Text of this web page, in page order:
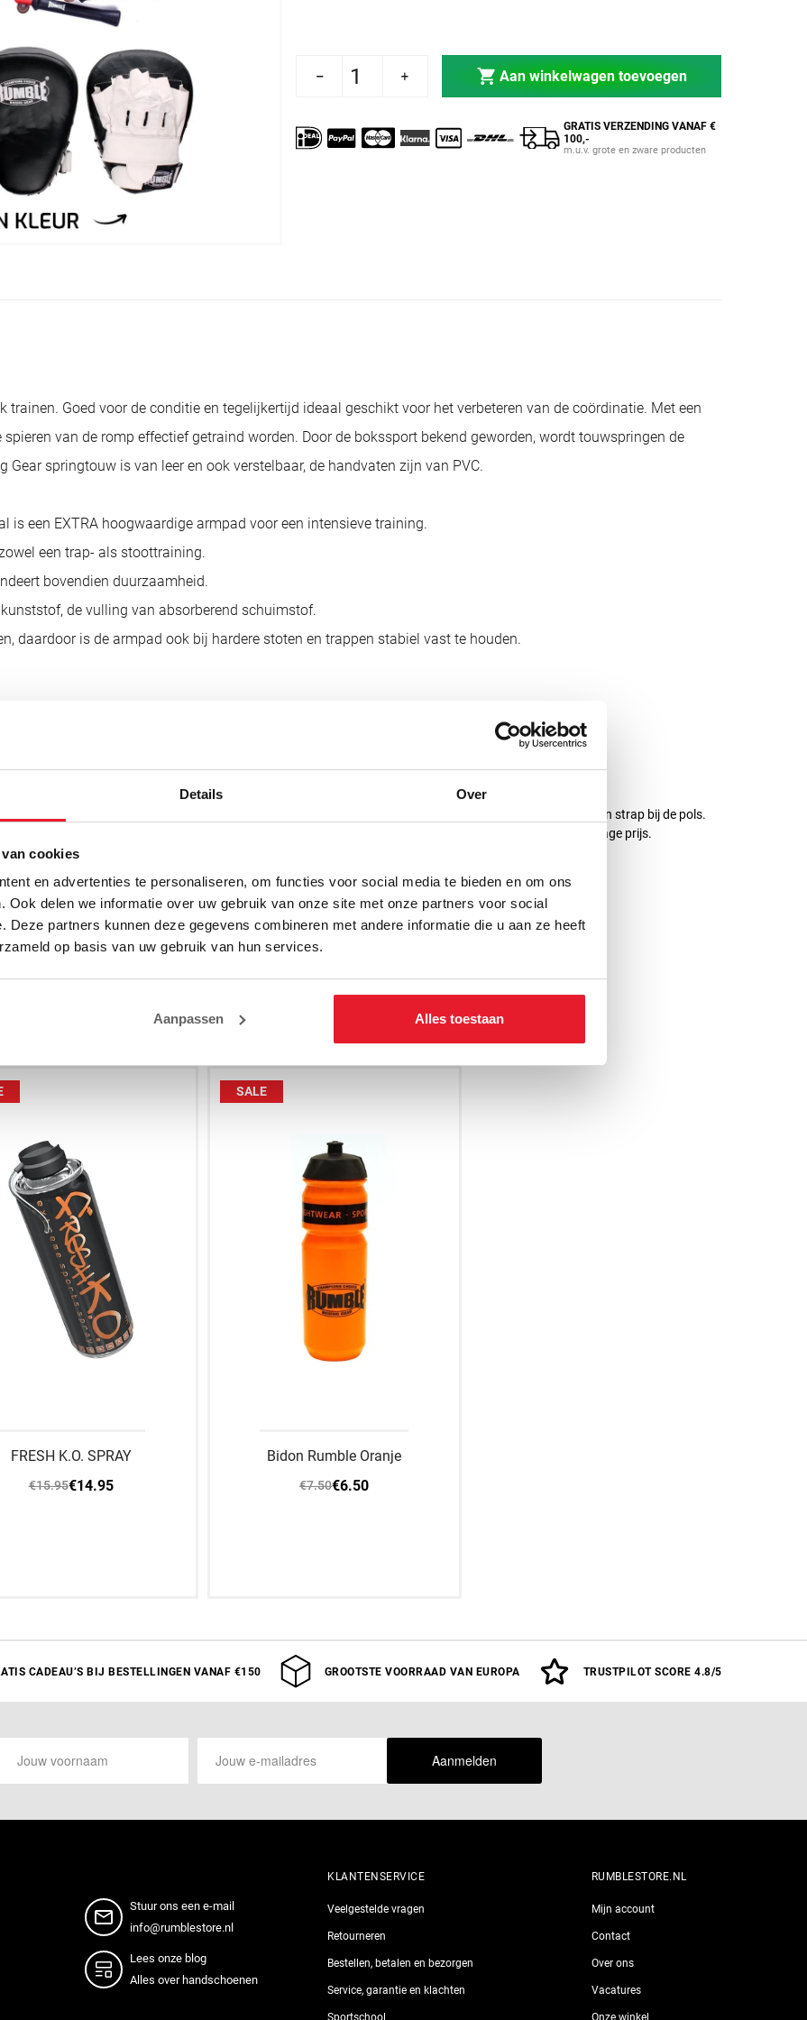
Details Over
cookies
en advertenties te personaliseren, om functies voor social media te bieden en om ons
Ook delen we informatie over uw gebruik van onze site met onze partners voor social
Deze partners kunnen deze gegevens combineren met andere informatie die u aan ze heeft
op basis van uw gebruik van hun services.
Aanpassen Alles toestaan
Aantal verlagen voor Rumble Training Home Deal 60 CM 2
Aantal verhogen voor Rumble Training Home Deal 60 CM 2Aan winkelwagen toevoegen
GRATIS VERZENDING VANAF €
100,-
m.u.v. grote en zware producten
Goed voor de conditie en tegelijkertijd ideaal geschikt voor het verbeteren van de coördinatie. Met een
van de romp effectief getraind worden. Door de bokssport bekend geworden, wordt touwspringen de
springtouw is van leer en ook verstelbaar, de handvaten zijn van PVC.
is een EXTRA hoogwaardige armpad voor een intensieve training.
een trap- als stoottraining.
bovendien duurzaamheid.
de vulling van absorberend schuimstof.
daardoor is de armpad ook bij hardere stoten en trappen stabiel vast te houden.
en ook ideaal voor precisietraining. Met extra comfort voor de trainer door een grip voor de vingers en strap bij de pols.
tot een minimum op te vangen. De pads worden per paar geleverd. Een perfecte kwaliteit voor een super lage prijs.
FRESH K.O. SPRAY
€15.95€14.95
SALE
Bidon Rumble Oranje
€7.50€6.50
Aan winkelwagen toevoegen
CADEAU’S BIJ BESTELLINGEN VANAF €150 GROOTSTE VOORRAAD VAN EUROPA TRUSTPILOT SCORE 4.8/5
Aanmelden
Stuur ons een e-mail
info@rumblestore.nl
Lees onze blog
Alles over handschoenen
KLANTENSERVICE
Veelgestelde vragen
Retourneren
Bestellen, betalen en bezorgen
Service, garantie en klachten
Sportschool
RUMBLESTORE.NL
Mijn account
Contact
Over ons
Vacatures
Onze winkel